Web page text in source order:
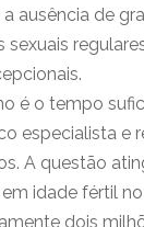
ausência de
sexuais
é o tempo
especialista e
A questão
idade fértil
dois